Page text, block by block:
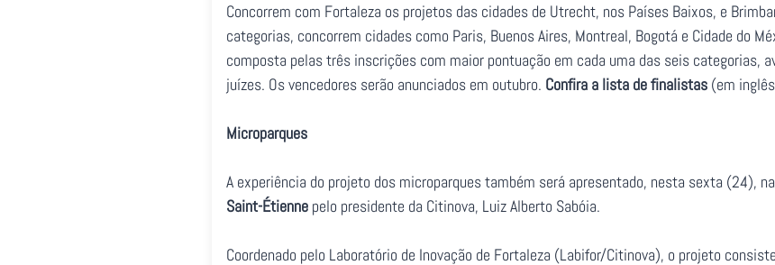
Concorrem com Fortaleza os projetos das cidades de Utrecht, nos Países Baixos, e
categorias, concorrem cidades como Paris, Buenos Aires, Montreal, Bogotá e Cidade do
composta pelas três inscrições com maior pontuação em cada uma das seis categorias,
juízes. Os vencedores serão anunciados em outubro. Confira a lista de finalistas (em
Microparques
A experiência do projeto dos microparques também será apresentado, nesta sexta (24), na
Saint-Étiennepelo presidente da Citinova, Luiz Alberto Sabóia.
Coordenado pelo Laboratório de Inovação de Fortaleza (Labifor/Citinova), o projeto